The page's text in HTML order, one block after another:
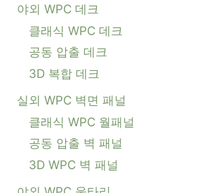
야외 WPC 데크
클래식 WPC 데크
공동 압출 데크
3D 복합 데크
실외 WPC 벽면 패널
클래식 WPC 월패널
공동 압출 벽 패널
3D WPC 벽 패널